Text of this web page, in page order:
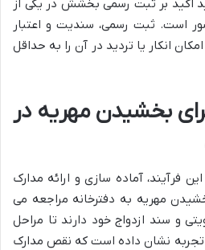
اکید بر ثبت رسمی بخشش در یکی از
است. ثبت رسمی، سندیت و اعتبار
انکار یا تردید در آن را به حداقل
بخشیدن مهریه در
فرآیند، آماده سازی و ارائه مدارک
مهریه به دفترخانه مراجعه می
و سند ازدواج خود دارند تا مراحل
تجربه نشان داده است که نقص مدارک